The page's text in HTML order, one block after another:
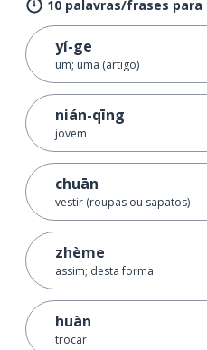
10 palavras/frases para
yí-ge
um; uma (artigo)
nián-qīng
jovem
chuān
vestir (roupas ou sapatos)
zhème
assim; desta forma
huàn
trocar